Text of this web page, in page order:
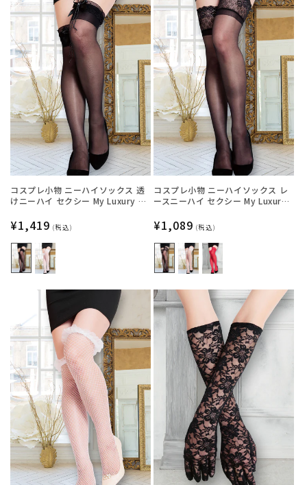
コスプレ小物 ニーハイソックス 透
けニーハイ セクシー My Luxury シ
レディース フリーサイズ ブラック
【クリアストーン】
通
常
価
格
¥1,419 (税込)
コスプレ小物 ニーハイソックス レ
ースニーハイ セクシー My Luxury
ド レディース フリーサイズ ブラッ
ク【クリアストーン】
通
常
価
格
¥1,089 (税込)